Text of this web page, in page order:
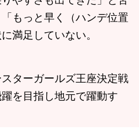
もっと早く（ハンデ位置
満足していない。
ターガールズ王座決定戦
を目指し地元で躍動す